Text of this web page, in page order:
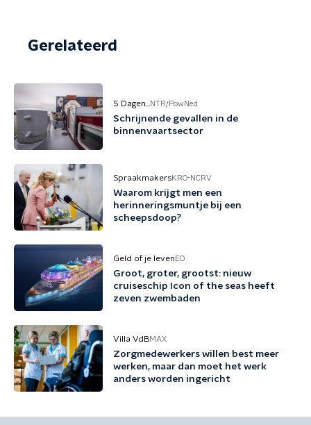
Gerelateerd
5 Dagen... NTR/PowNed
Schrijnende gevallen in de
binnenvaartsector
SpraakmakersKRO-NCRV
Waarom krijgt men een
herinneringsmuntje bij een
scheepsdoop?
Geld of je leven EO
Groot, groter, grootst: nieuw
cruiseschip Icon of the seas heeft
zeven zwembaden
Villa VdBMAX
Zorgmedewerkers willen best meer
werken, maar dan moet het werk
anders worden ingericht